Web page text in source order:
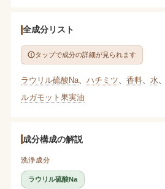
全成分リスト
タップで成分の詳細が見られます
ラウリル硫酸Na、 ハチミツ 香料、 水
ルガモット果実油
成分構成の解説
洗浄成分
ラウリル硫酸Na